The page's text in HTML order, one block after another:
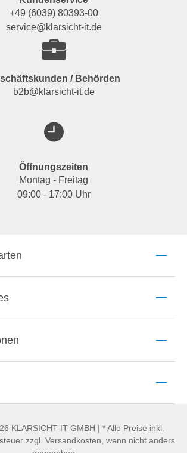
+49 (6039) 80393-00
service@klarsicht-it.de
/ Behörden
b2b@klarsicht-it.de
Öffnungszeiten
Montag - Freitag
09:00 - 17:00 Uhr
KLARSICHT IT GMBH | * Alle Preise inkl.
zzgl. Versandkosten, wenn nicht anders